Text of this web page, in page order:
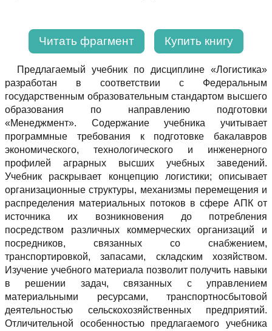
Читать фрагмент Купить книгу
Предлагаемый учебник по дисциплине «Логистика»
разработан в соответствии с Федеральным
государственным образовательным стандартом высшего
образования по направлению подготовки
«Менеджмент». Содержание учебника учитывает
программные требования к подготовке бакалавров
экономического, технологического и инженерного
профилей аграрных высших учебных заведений.
Учебник раскрывает концепцию логистики; описывает
организационные структуры, механизмы перемещения и
распределения материальных потоков в сфере АПК от
источника их возникновения до потребления
посредством различных коммерческих организаций и
посредников, связанных со снабжением,
транспортировкой, запасами, складским хозяйством.
Изучение учебного материала позволит получить навыки
в решении задач, связанных с управлением
материальными ресурсами, транспортносбытовой
деятельностью сельскохозяйственных предприятий.
Отличительной особенностью предлагаемого учебника